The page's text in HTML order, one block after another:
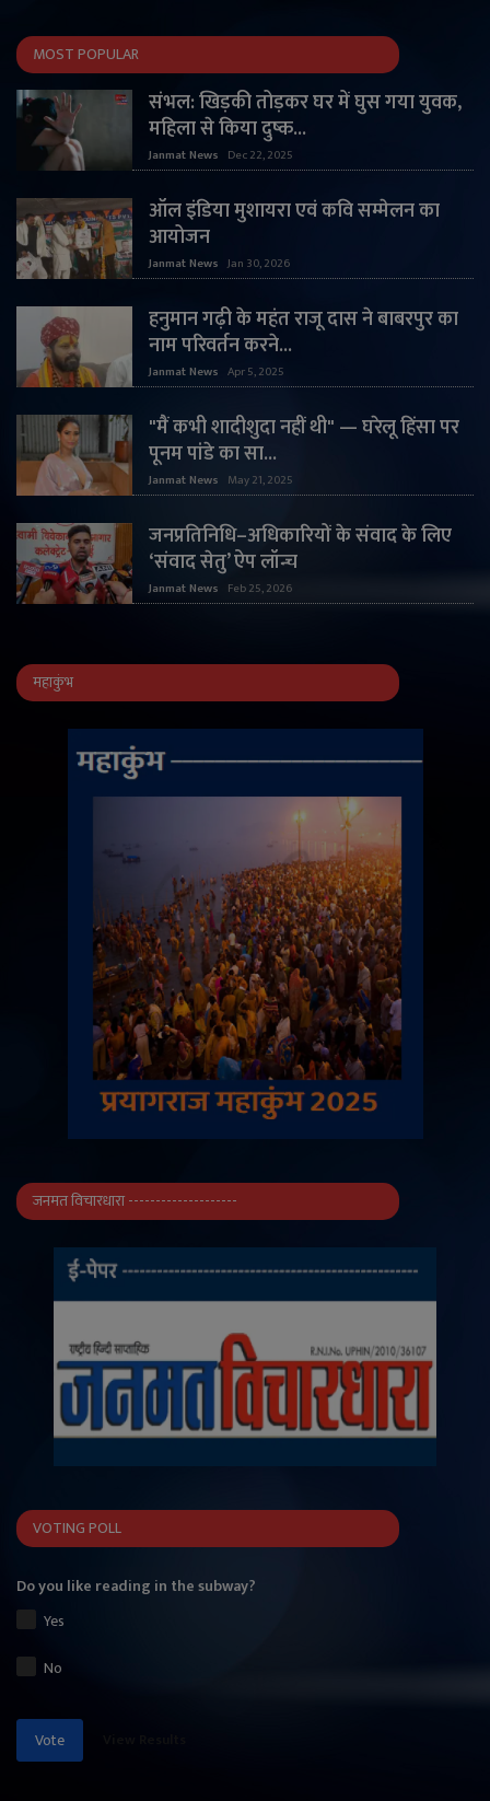
MOST POPULAR
संभल: खिड़की तोड़कर घर में घुस गया युवक,
महिला से किया दुष्क...
Janmat News Dec 22, 2025
ऑल इंडिया मुशायरा एवं कवि सम्मेलन का
आयोजन
Janmat News Jan 30, 2026
हनुमान गढ़ी के महंत राजू दास ने बाबरपुर का
नाम परिवर्तन करने...
Janmat News Apr 5, 2025
"मैं कभी शादीशुदा नहीं थी" — घरेलू हिंसा पर
पूनम पांडे का सा...
Janmat News May 21, 2025
जनप्रतिनिधि–अधिकारियों के संवाद के लिए
‘संवाद सेतु’ ऐप लॉन्च
Janmat News Feb 25, 2026
महाकुंभ
जनमत विचारधारा --------------------
VOTING POLL
Do you like reading in the subway?
Yes
No
Vote